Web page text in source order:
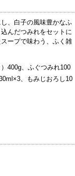
、白子の風味豊かなふ
んだつみれをセットに
ープで味わう、ふく雑
400g、ふぐつみれ100
、もみじおろし10